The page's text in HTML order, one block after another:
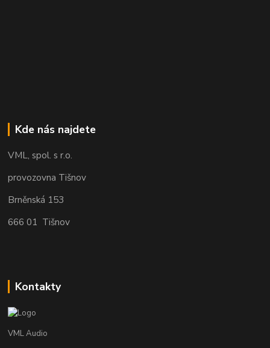
Kde nás najdete
VML, spol. s r.o.
provozovna Tišnov
Brněnská 153
666 01 Tišnov
Kontakty
VML Audio